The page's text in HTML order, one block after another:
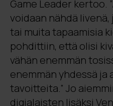
Game Leader kertoo.
voidaan nähdä
tai muita tapaamisia
pohdittiin, että olisi
vähän enemmän
enemmän yhdessä ja
tavoitteita.” Jo
digialaisten lisäksi